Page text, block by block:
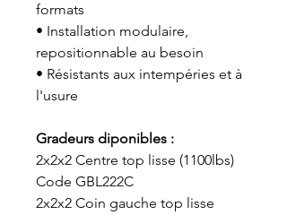
formats
• Installation modulaire,
repositionnable au besoin
• Résistants aux intempéries et à
l'usure
Gradeurs diponibles :
2x2x2 Centre top lisse (1100lbs)
Code GBL222C
2x2x2 Coin gauche top lisse